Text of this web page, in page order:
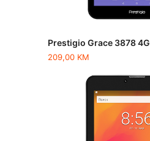
Prestigio Grace 3878 4G
209,00 KM